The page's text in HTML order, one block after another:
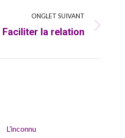
ONGLET SUIVANT
Faciliter la relation
L’inconnu